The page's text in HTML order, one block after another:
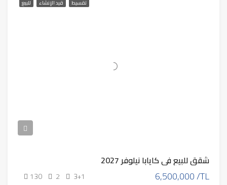
تقسيط قيد الإنشاء للبيع
شقق للبيع في كايابا نيلوفر 2027
6,500,000 /TL
3+1
2
130